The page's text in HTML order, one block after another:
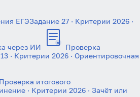
ЕГЭЗадание 27 · Критерии 2026 ·
через ИИ
Проверка
· Критерии 2026 · Ориентировочная
Проверка итогового
· Критерии 2026 · Зачёт или